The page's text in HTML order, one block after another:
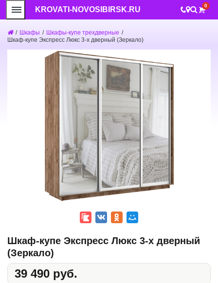
KROVATI-NOVOSIBIRSK.RU 0
/ Шкафы / Шкафы-купе трехдверные /
Шкаф-купе Экспресс Люкс 3-х дверный (Зеркало)
Шкаф-купе Экспресс Люкс 3-х дверный
(Зеркало)
39 490 руб.